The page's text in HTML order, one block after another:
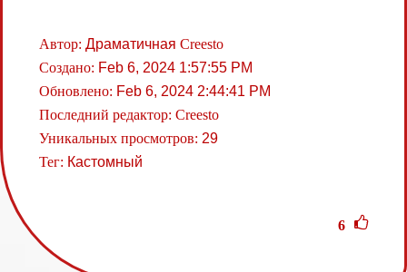
Автор: Драматичная Creesto
Создано: Feb 6, 2024 1:57:55 PM
Обновлено: Feb 6, 2024 2:44:41 PM
Последний редактор: Creesto
Уникальных просмотров: 29
Тег: Кастомный
6